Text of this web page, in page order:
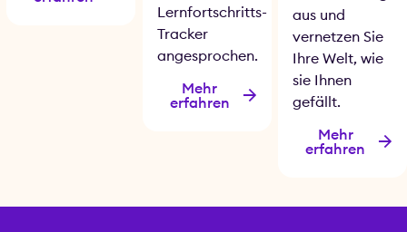
Lernfortschritts-
Tracker
angesprochen.
Mehr
erfahren
aus und
vernetzen Sie
Ihre Welt, wie
sie Ihnen
gefällt.
Mehr
erfahren